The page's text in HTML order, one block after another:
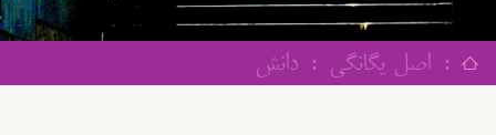
: اصل یگانگی : دانش